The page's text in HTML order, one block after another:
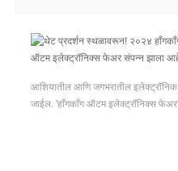
आशियातील आणि जगभरातील
जाईल. 'हाँगकाँग ऑटम इलेक्ट्रॉनिक्स